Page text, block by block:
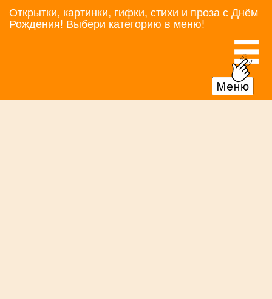
Открытки, картинки, гифки, стихи и проза с Днём
Рождения! Выбери категорию в меню!